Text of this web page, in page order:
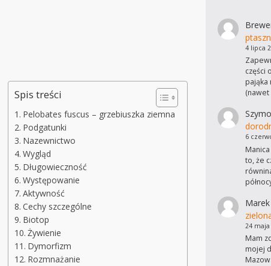
Spis treści
Pelobates fuscus – grzebiuszka ziemna
Podgatunki
Nazewnictwo
Wygląd
Długowieczność
Występowanie
Aktywność
Cechy szczególne
Biotop
Żywienie
Dymorfizm
Rozmnażanie
4 lipca
części
pająka
6
to, że
Marek
24 maja
Mam
mojej